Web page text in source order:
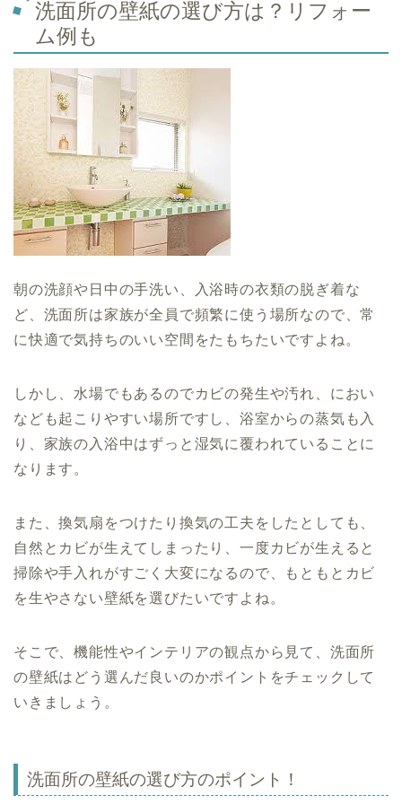
洗面所の壁紙の選び方は？リフォー
ム例も
朝の洗顔や日中の手洗い、入浴時の衣類の脱ぎ着な
ど、洗面所は家族が全員で頻繁に使う場所なので、常
に快適で気持ちのいい空間をたもちたいですよね。
しかし、水場でもあるのでカビの発生や汚れ、におい
なども起こりやすい場所ですし、浴室からの蒸気も入
り、家族の入浴中はずっと湿気に覆われていることに
なります。
また、換気扇をつけたり換気の工夫をしたとしても、
自然とカビが生えてしまったり、一度カビが生えると
掃除や手入れがすごく大変になるので、もともとカビ
を生やさない壁紙を選びたいですよね。
そこで、機能性やインテリアの観点から見て、洗面所
の壁紙はどう選んだ良いのかポイントをチェックして
いきましょう。
洗面所の壁紙の選び方のポイント！